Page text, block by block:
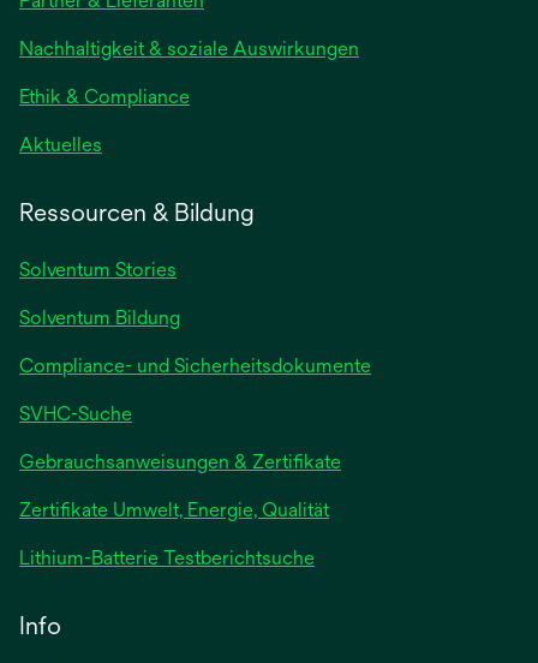
Nachhaltigkeit & soziale Auswirkungen
Ethik & Compliance
Aktuelles
Ressourcen & Bildung
Solventum Stories
Solventum Bildung
Compliance- und Sicherheitsdokumente
SVHC-Suche
Gebrauchsanweisungen & Zertifikatewird
Zertifikate Umwelt, Energie, Qualität
Lithium-Batterie Testberichtsuchewird
Info